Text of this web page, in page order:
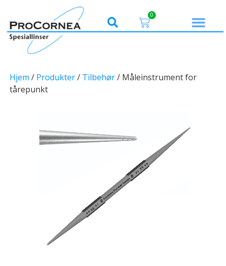
0
Hjem / Produkter/ Tilbehør/ Måleinstrument for
tårepunkt